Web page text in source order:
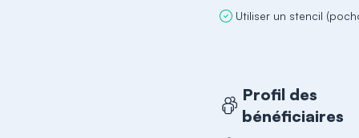
Utiliser un stencil
Profil des
bénéficiaires